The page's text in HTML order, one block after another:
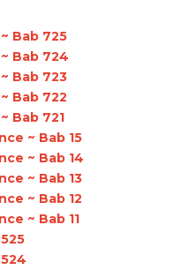
Bab 725
Bab 724
Bab 723
Bab 722
Bab 721
~ Bab 15
~ Bab 14
~ Bab 13
~ Bab 12
~ Bab 11